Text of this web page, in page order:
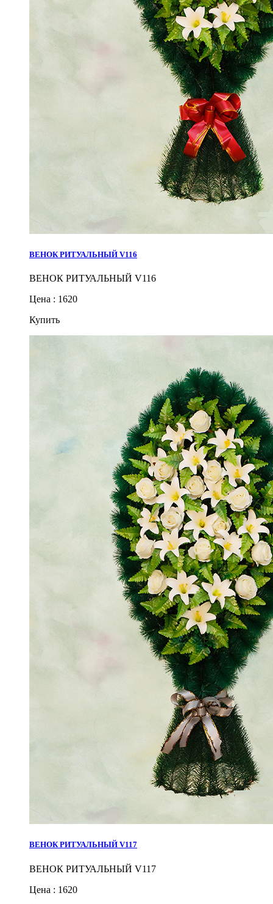
ВЕНОК РИТУАЛЬНЫЙ V116
ВЕНОК РИТУАЛЬНЫЙ V116
Цена : 1620
Купить
ВЕНОК РИТУАЛЬНЫЙ V117
ВЕНОК РИТУАЛЬНЫЙ V117
Цена : 1620